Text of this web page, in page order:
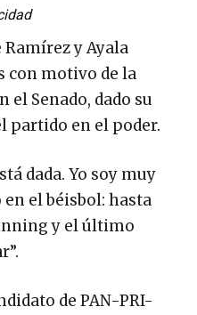
y Ayala
con motivo de la
el Senado, dado su
partido en el poder.
dada. Yo soy muy
el béisbol: hasta
y el último
de PAN-PRI-